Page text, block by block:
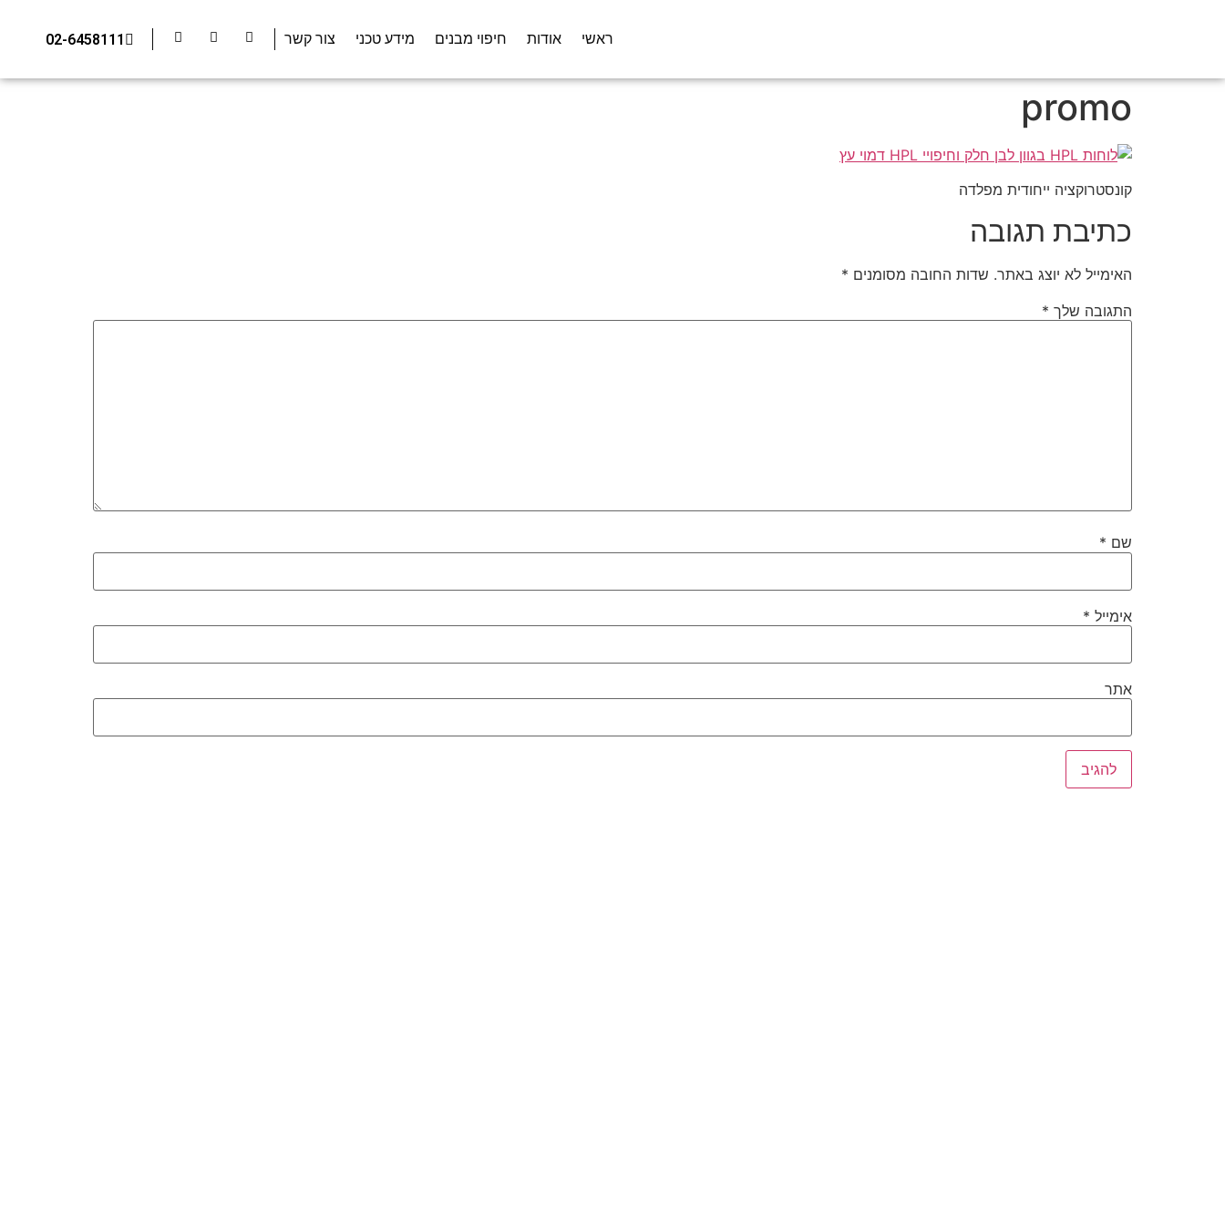
ראשי אודות חיפוי מבנים מידע טכני צור קשר 02-6458111
promo
קונסטרוקציה ייחודית מפלדה
כתיבת תגובה
האימייל לא יוצג באתר. שדות החובה מסומנים *
התגובה שלך *
שם *
אימייל *
אתר